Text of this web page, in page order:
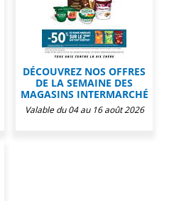
DÉCOUVREZ NOS OFFRES
DE LA SEMAINE DES
MAGASINS INTERMARCHÉ
Valable du 04 au 16 août 2026